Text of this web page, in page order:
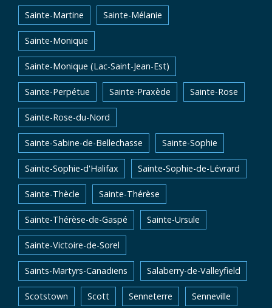
Sainte-Martine Sainte-Mélanie
Sainte-Monique
Sainte-Monique (Lac-Saint-Jean-Est)
Sainte-Perpétue Sainte-Praxède Sainte-Rose
Sainte-Rose-du-Nord
Sainte-Sabine-de-Bellechasse Sainte-Sophie
Sainte-Sophie-d'Halifax Sainte-Sophie-de-Lévrard
Sainte-Thècle Sainte-Thérèse
Sainte-Thérèse-de-Gaspé Sainte-Ursule
Sainte-Victoire-de-Sorel
Saints-Martyrs-Canadiens Salaberry-de-Valleyfield
Scotstown Scott Senneterre Senneville